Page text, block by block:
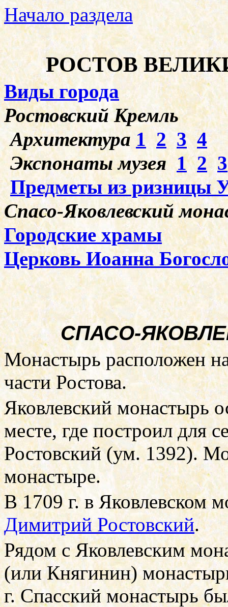
Начало раздела
РОСТОВ
Виды города
Ростовский Кремль
Архитектура 1 2 3 4
Экспонаты музея 1 2 3
Предметы из ризницы
Спасо-Яковлевский
Городские храмы
Церковь Иоанна
СПАСО-
Монастырь расположен
части Ростова.
Яковлевский монастырь
месте, где построил для
Ростовский (ум. 1392).
монастыре.
В 1709 г. в Яковлевском
Димитрий Ростовский.
Рядом с Яковлевским
(или Княгинин)
г. Спасский монастырь